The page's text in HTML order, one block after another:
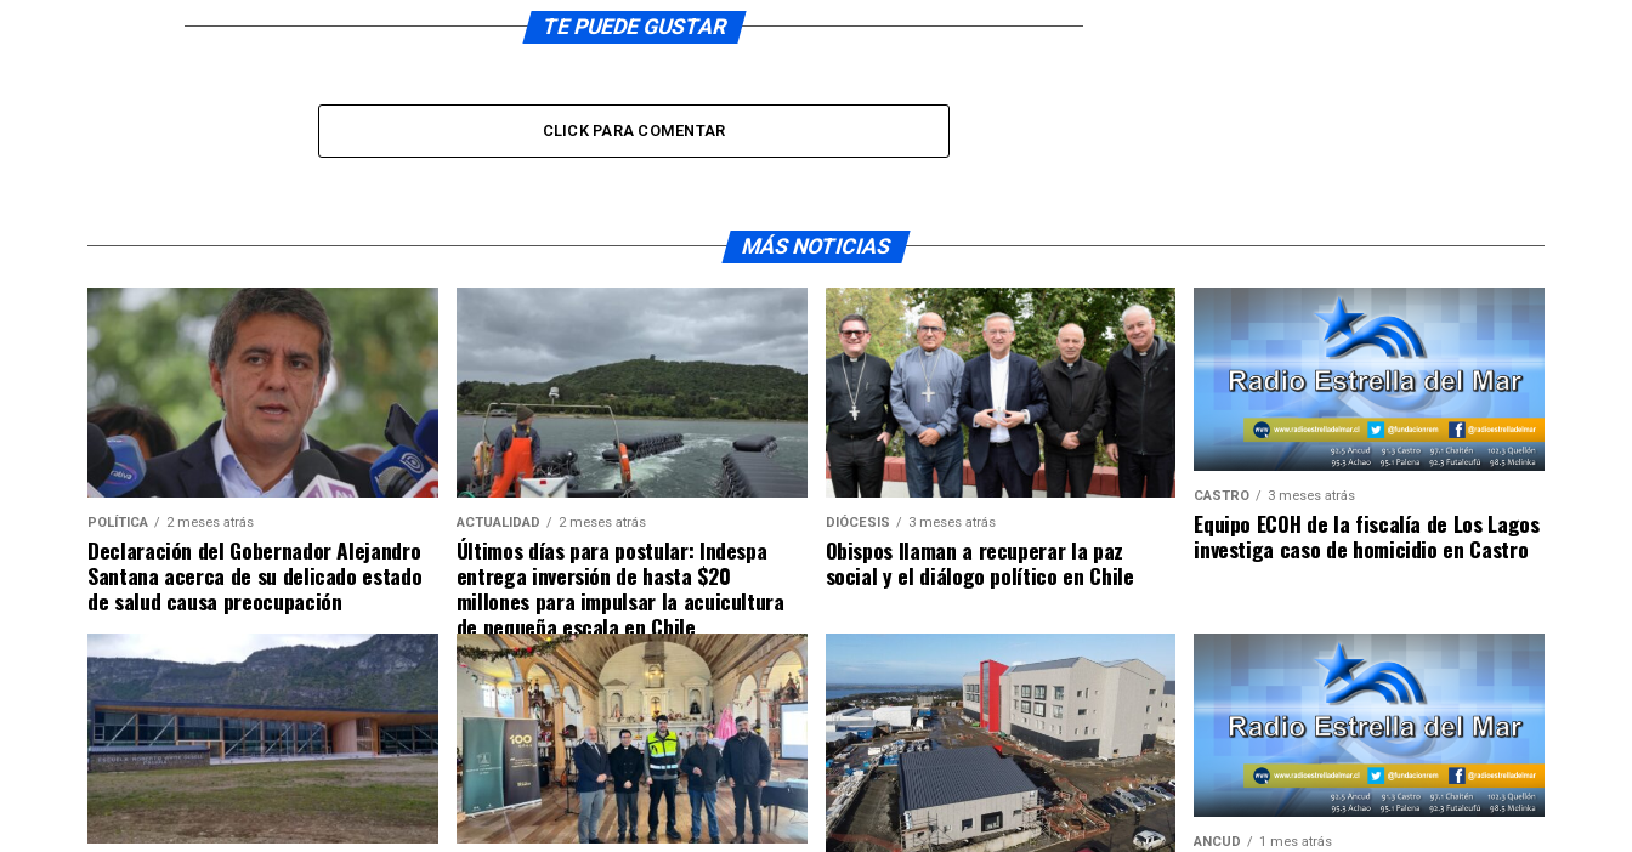
TE PUEDE GUSTAR
CLICK PARA COMENTAR
MÁS NOTICIAS
POLÍTICA 2 meses atrás
Declaración del Gobernador Alejandro
Santana acerca de su delicado estado
de salud causa preocupación
ACTUALIDAD 2 meses atrás
Últimos días para postular: Indespa
entrega inversión de hasta $20
millones para impulsar la acuicultura
de pequeña escala en Chile
DIÓCESIS 3 meses atrás
Obispos llaman a recuperar la paz
social y el diálogo político en Chile
CASTRO 3 meses atrás
Equipo ECOH de la fiscalía de Los Lagos
investiga caso de homicidio en Castro
ANCUD 1 mes atrás